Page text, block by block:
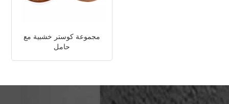
مجموعة كوستر خشبية مع
حامل